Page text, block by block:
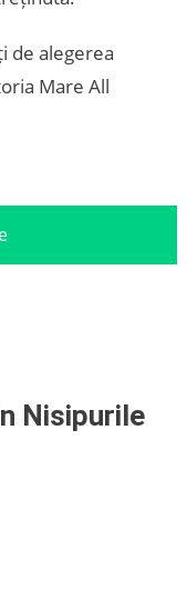
de alegerea
Mare All
Nisipurile